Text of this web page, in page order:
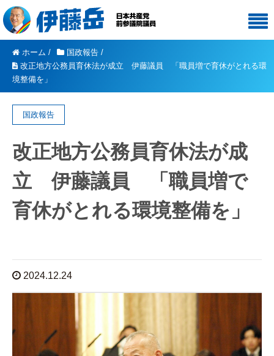
ホーム / 国政報告 /
改正地方公務員育休法が成立 伊藤議員 「職員増で育休がとれる環
境整備を」
国政報告
改正地方公務員育休法が成
立 伊藤議員 「職員増で
育休がとれる環境整備を」
2024.12.24